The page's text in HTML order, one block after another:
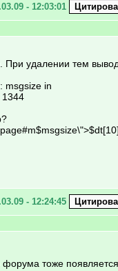
- 12:03:01
При удалении тем
msgsize in
1344
- 12:24:45
тоже появляется